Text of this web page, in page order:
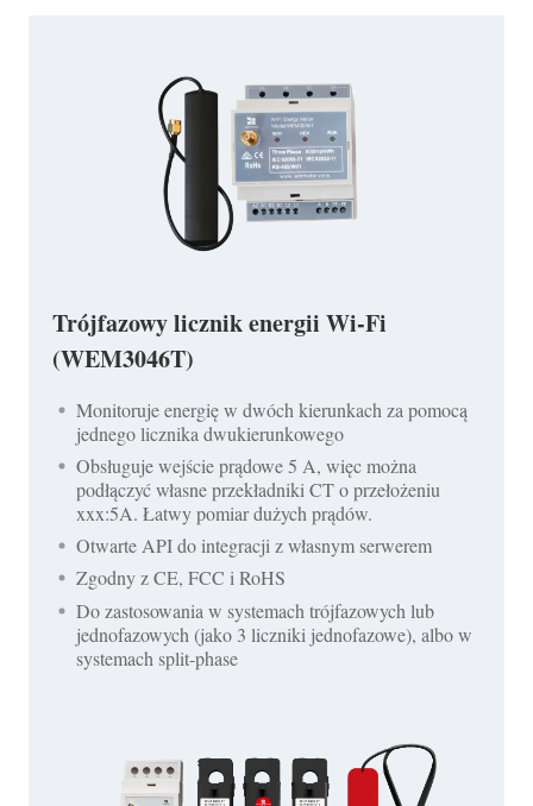
Trójfazowy licznik energii Wi-Fi
(WEM3046T)
Monitoruje energię w dwóch kierunkach za pomocą
jednego licznika dwukierunkowego
Obsługuje wejście prądowe 5 A, więc można
podłączyć własne przekładniki CT o przełożeniu
xxx:5A. Łatwy pomiar dużych prądów.
Otwarte API do integracji z własnym serwerem
Zgodny z CE, FCC i RoHS
Do zastosowania w systemach trójfazowych lub
jednofazowych (jako 3 liczniki jednofazowe), albo w
systemach split-phase